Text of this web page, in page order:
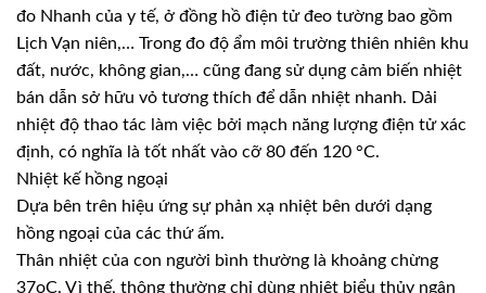
đo Nhanh của y tế, ở đồng hồ điện tử đeo tường bao gồm
Lịch Vạn niên,… Trong đo độ ẩm môi trường thiên nhiên khu
đất, nước, không gian,… cũng đang sử dụng cảm biến nhiệt
bán dẫn sở hữu vỏ tương thích để dẫn nhiệt nhanh. Dải
nhiệt độ thao tác làm việc bởi mạch năng lượng điện tử xác
định, có nghĩa là tốt nhất vào cỡ 80 đến 120 °C.
Nhiệt kế hồng ngoại
Dựa bên trên hiệu ứng sự phản xạ nhiệt bên dưới dạng
hồng ngoại của các thứ ấm.
Thân nhiệt của con người bình thường là khoảng chừng
37oC. Vì thế, thông thường chỉ dùng nhiệt biểu thủy ngân